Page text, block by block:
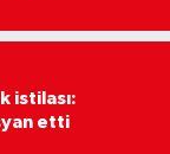
istilası:
etti